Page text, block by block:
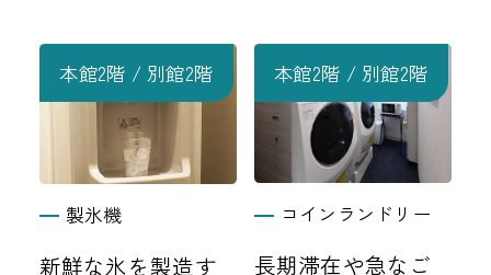
本館2階 / 別館2階
製氷機
新鮮な氷を製造す
本館2階 / 別館2階
コインランドリー
長期滞在や急なご